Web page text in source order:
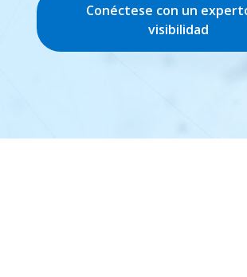
Conéctese con un
visibilidad